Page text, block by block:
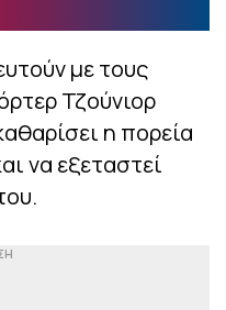
με τους
Τζούνιορ
η πορεία
να εξεταστεί